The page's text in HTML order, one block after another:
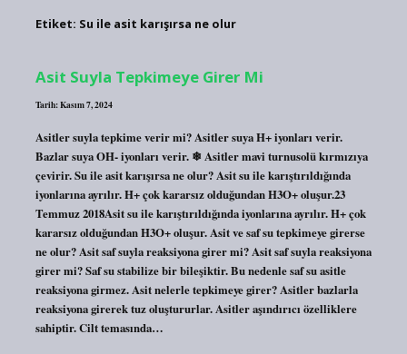
Etiket: Su ile asit karışırsa ne olur
Asit Suyla Tepkimeye Girer Mi
Tarih: Kasım 7, 2024
Asitler suyla tepkime verir mi? Asitler suya H+ iyonları verir.
Bazlar suya OH- iyonları verir. ❄ Asitler mavi turnusolü kırmızıya
çevirir. Su ile asit karışırsa ne olur? Asit su ile karıştırıldığında
iyonlarına ayrılır. H+ çok kararsız olduğundan H3O+ oluşur.23
Temmuz 2018Asit su ile karıştırıldığında iyonlarına ayrılır. H+ çok
kararsız olduğundan H3O+ oluşur. Asit ve saf su tepkimeye girerse
ne olur? Asit saf suyla reaksiyona girer mi? Asit saf suyla reaksiyona
girer mi? Saf su stabilize bir bileşiktir. Bu nedenle saf su asitle
reaksiyona girmez. Asit nelerle tepkimeye girer? Asitler bazlarla
reaksiyona girerek tuz oluştururlar. Asitler aşındırıcı özelliklere
sahiptir. Cilt temasında…